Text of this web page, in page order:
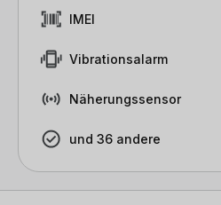
IMEI
Vibrationsalarm
Näherungssensor
und 36 andere